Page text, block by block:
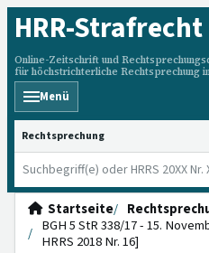
HRR-Strafrecht
Online-Zeitschrift und
für höchstrichterliche Rechtsprechung
Menü
HRRS durchsuchen
Startseite
BGH 5 StR 338/17 - 15.
HRRS 2018 Nr. 16]